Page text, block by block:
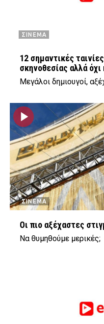
ΣΙΝΕΜΑ
12 σημαντικές
σκηνοθεσίας αλλά όχι
Μεγάλοι δημιουγοί,
ΣΙΝΕΜΑ
Οι πιο αξέχαστες
Να θυμηθούμε μερικές;